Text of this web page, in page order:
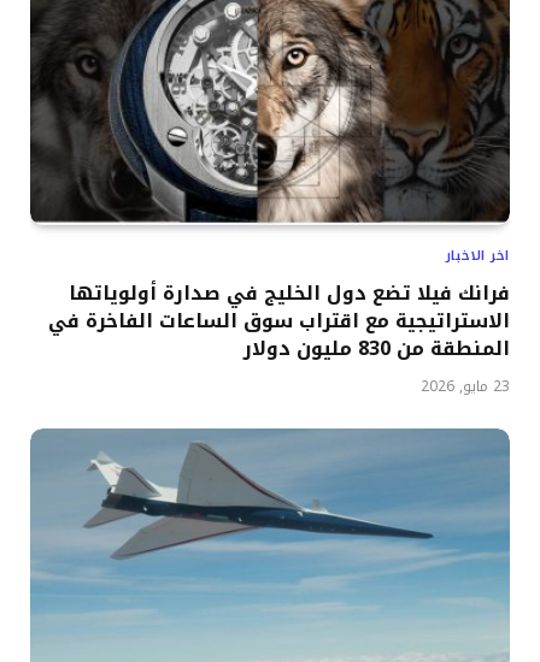
اخر الاخبار
فرانك فيلا تضع دول الخليج في صدارة أولوياتها
الاستراتيجية مع اقتراب سوق الساعات الفاخرة في
المنطقة من 830 مليون دولار
23 مايو, 2026